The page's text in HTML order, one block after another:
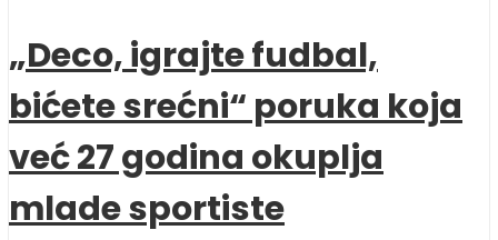
„Deco, igrajte fudbal,
bićete srećni“ poruka koja
već 27 godina okuplja
mlade sportiste